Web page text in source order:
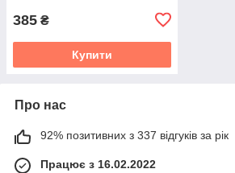
385 ₴
Купити
Про нас
92% позитивних з 337 відгуків за рік
Працює з 16.02.2022